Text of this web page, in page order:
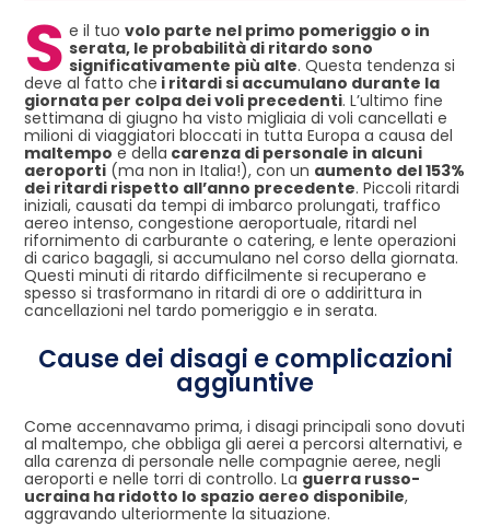
S e il tuo volo parte nel primo pomeriggio o in
serata, le probabilità di ritardo sono
significativamente più alte. Questa tendenza si
deve al fatto che i ritardi si accumulano durante la
giornata per colpa dei voli precedenti. L’ultimo fine
settimana di giugno ha visto migliaia di voli cancellati e
milioni di viaggiatori bloccati in tutta Europa a causa del
maltempo e della carenza di personale in alcuni
aeroporti (ma non in Italia!), con un aumento del 153%
dei ritardi rispetto all’anno precedente. Piccoli ritardi
iniziali, causati da tempi di imbarco prolungati, traffico
aereo intenso, congestione aeroportuale, ritardi nel
rifornimento di carburante o catering, e lente operazioni
di carico bagagli, si accumulano nel corso della giornata.
Questi minuti di ritardo difficilmente si recuperano e
spesso si trasformano in ritardi di ore o addirittura in
cancellazioni nel tardo pomeriggio e in serata.
Cause dei disagi e complicazioni
aggiuntive
Come accennavamo prima, i disagi principali sono dovuti
al maltempo, che obbliga gli aerei a percorsi alternativi, e
alla carenza di personale nelle compagnie aeree, negli
aeroporti e nelle torri di controllo. La guerra russo-
ucraina ha ridotto lo spazio aereo disponibile,
aggravando ulteriormente la situazione.